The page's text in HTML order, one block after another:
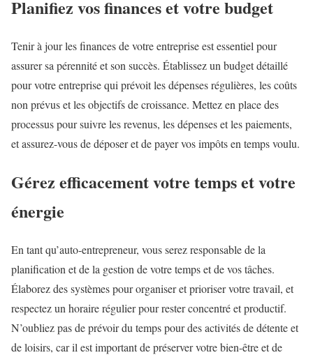
Planifiez vos finances et votre budget
Tenir à jour les finances de votre entreprise est essentiel pour
assurer sa pérennité et son succès. Établissez un budget détaillé
pour votre entreprise qui prévoit les dépenses régulières, les coûts
non prévus et les objectifs de croissance. Mettez en place des
processus pour suivre les revenus, les dépenses et les paiements,
et assurez-vous de déposer et de payer vos impôts en temps voulu.
Gérez efficacement votre temps et votre
énergie
En tant qu’auto-entrepreneur, vous serez responsable de la
planification et de la gestion de votre temps et de vos tâches.
Élaborez des systèmes pour organiser et prioriser votre travail, et
respectez un horaire régulier pour rester concentré et productif.
N’oubliez pas de prévoir du temps pour des activités de détente et
de loisirs, car il est important de préserver votre bien-être et de